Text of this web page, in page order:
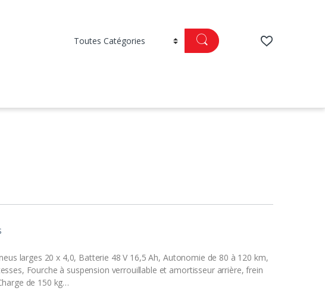
larges 20 x 4,0, Batterie 48 V 16,5 Ah, Autonomie de 80 à 120 km,
Fourche à suspension verrouillable et amortisseur arrière, frein
de 150 kg…